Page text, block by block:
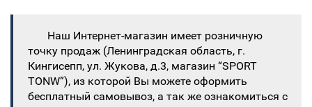
Наш Интернет-магазин имеет розничную
точку продаж (Ленинградская область, г.
Кингисепп, ул. Жукова, д.3, магазин “SPORT
TONW”), из которой Вы можете оформить
бесплатный самовывоз, а так же ознакомиться с